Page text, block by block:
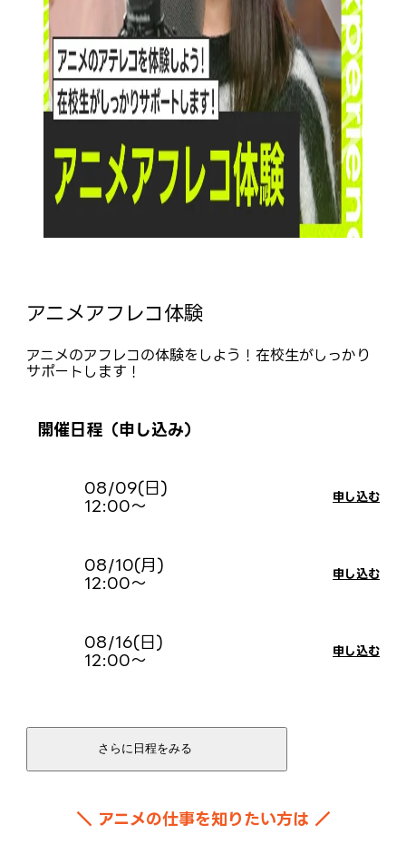
アニメアフレコ体験
アニメのアフレコの体験をしよう！在校生がしっかり
サポートします！
開催日程（申し込み）
08/09(日)
12:00〜
申し込む
08/10(月)
12:00〜
申し込む
08/16(日)
12:00〜
申し込む
12:00〜
09/06(日)
12:00〜
＼ アニメの仕事を知りたい方は ／